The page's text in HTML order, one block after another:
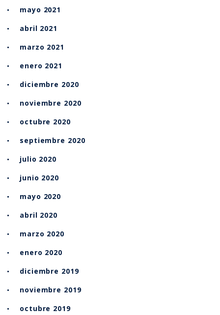
mayo 2021
abril 2021
marzo 2021
enero 2021
diciembre 2020
noviembre 2020
octubre 2020
septiembre 2020
julio 2020
junio 2020
mayo 2020
abril 2020
marzo 2020
enero 2020
diciembre 2019
noviembre 2019
octubre 2019